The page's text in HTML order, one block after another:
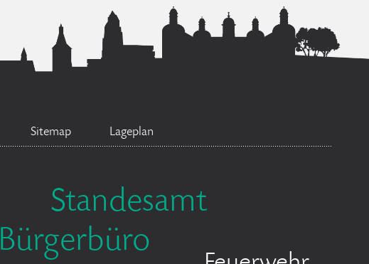
Sitemap Lageplan
Standesamt
Bürgerbüro